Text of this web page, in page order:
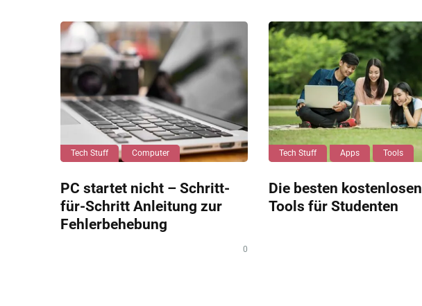
Tech Stuff Computer
PC startet nicht – Schritt-
für-Schritt Anleitung zur
Fehlerbehebung
0
Tech Stuff Apps Tools
Die besten kostenlosen
Tools für Studenten